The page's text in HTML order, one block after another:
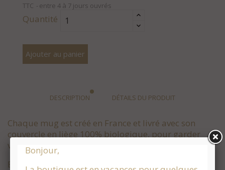
TTC entre 4 à 7 jours ouvrés
Quantité
Ajouter au panier
DESCRIPTION DÉTAILS DU PRODUIT
Chaque mug est créé en France et livré avec son
couvercle en liège 100% biologique, pour garder
votre boisson bien au chaud.
Et nous avons pensé à tout afin d'éviter les vilaines
Bonjour,